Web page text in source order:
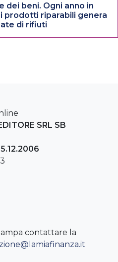
dei beni. Ogni anno in
prodotti riparabili genera
di rifiuti
SRL SB
contattare la